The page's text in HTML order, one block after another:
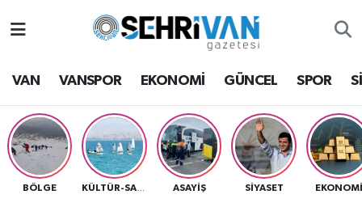
VAN VANSPOR EKONOMİ GÜNCEL SPOR
BÖLGE ASAYİŞ SİYASET EKONOMİ
Van Hava Durumu
VAN Namaz Vakitleri
Van Trafik Yoğunluk Haritası